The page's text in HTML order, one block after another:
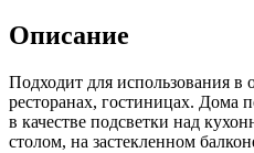
Описание
Подходит для использования в
ресторанах, гостиницах. Дома
в качестве подсветки над
столом, на застекленном